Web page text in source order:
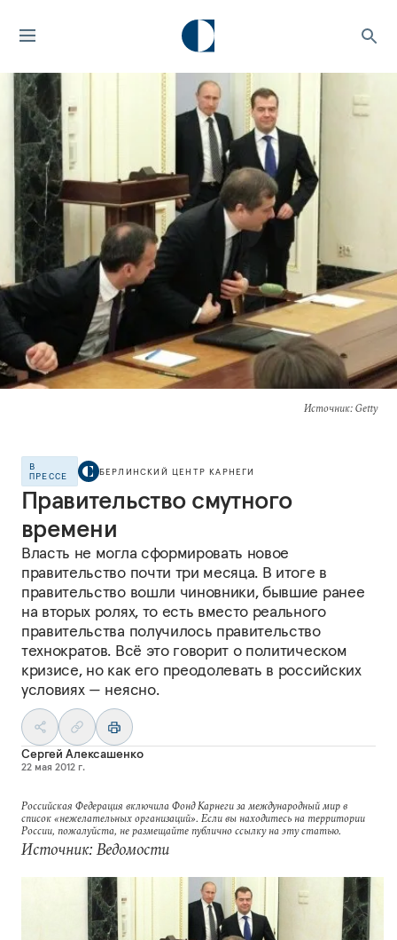
Источник: Getty
В
ПРЕССЕ
БЕРЛИНСКИЙ ЦЕНТР КАРНЕГИ
Правительство смутного
времени
Власть не могла сформировать новое
правительство почти три месяца. В итоге в
правительство вошли чиновники, бывшие ранее
на вторых ролях, то есть вместо реального
правительства получилось правительство
технократов. Всё это говорит о политическом
кризисе, но как его преодолевать в российских
условиях — неясно.
Сергей Алексашенко
22 мая 2012 г.
Российская Федерация включила Фонд Карнеги за международный мир в
список «нежелательных организаций». Если вы находитесь на территории
России, пожалуйста, не размещайте публично ссылку на эту статью.
Источник: Ведомости